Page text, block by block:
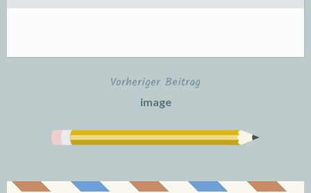
Vorheriger Beitrag
image